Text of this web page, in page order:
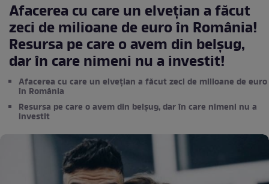
Afacerea cu care un elvețian a făcut
zeci de milioane de euro în România!
Resursa pe care o avem din belșug,
dar în care nimeni nu a investit!
Afacerea cu care un elvețian a făcut zeci de milioane de euro
în România
Resursa pe care o avem din belșug, dar în care nimeni nu a
investit